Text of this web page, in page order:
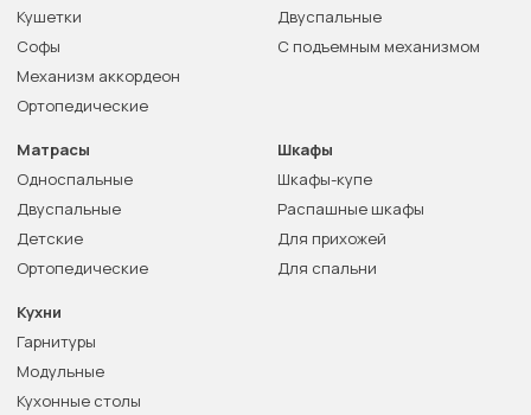
Кушетки
Софы
Механизм аккордеон
Ортопедические
Двуспальные
С подъемным механизмом
Матрасы
Односпальные
Двуспальные
Детские
Ортопедические
Шкафы
Шкафы-купе
Распашные шкафы
Для прихожей
Для спальни
Кухни
Гарнитуры
Модульные
Кухонные столы